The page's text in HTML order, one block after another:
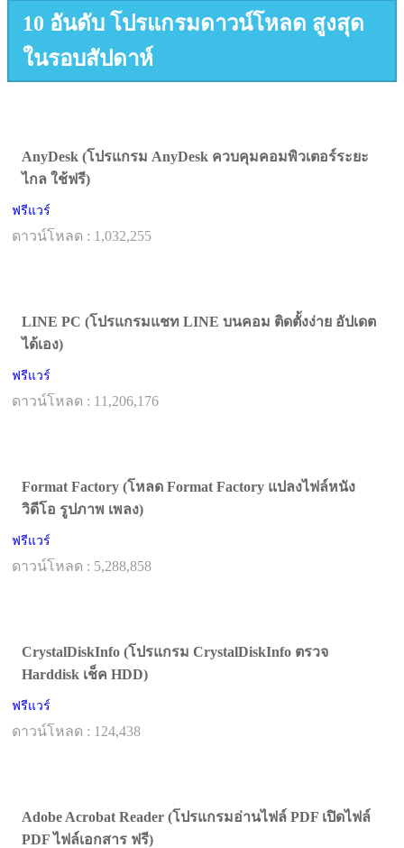
10 อันดับ โปรแกรมดาวน์โหลด สูงสุด
ในรอบสัปดาห์
AnyDesk (โปรแกรม AnyDesk ควบคุมคอมพิวเตอร์ระยะ
ไกล ใช้ฟรี)
ฟรีแวร์
ดาวน์โหลด : 1,032,255
LINE PC (โปรแกรมแชท LINE บนคอม ติดตั้งง่าย อัปเดต
ได้เอง)
ฟรีแวร์
ดาวน์โหลด : 11,206,176
Format Factory (โหลด Format Factory แปลงไฟล์หนัง
วิดีโอ รูปภาพ เพลง)
ฟรีแวร์
ดาวน์โหลด : 5,288,858
CrystalDiskInfo (โปรแกรม CrystalDiskInfo ตรวจ
Harddisk เช็ค HDD)
ฟรีแวร์
ดาวน์โหลด : 124,438
Adobe Acrobat Reader (โปรแกรมอ่านไฟล์ PDF เปิดไฟล์
PDF ไฟล์เอกสาร ฟรี)